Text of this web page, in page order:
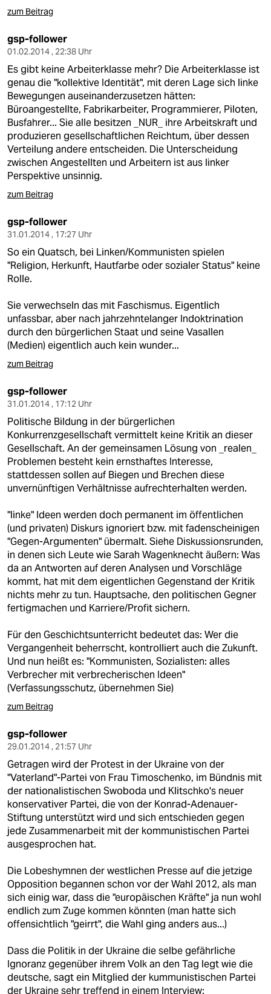
zum Beitrag
gsp-follower
01.02.2014 , 22:38 Uhr
Es gibt keine Arbeiterklasse mehr? Die Arbeiterklasse ist
genau die "kollektive Identität", mit deren Lage sich linke
Bewegungen auseinanderzusetzen hätten:
Büroangestellte, Fabrikarbeiter, Programmierer, Piloten,
Busfahrer... Sie alle besitzen _NUR_ ihre Arbeitskraft und
produzieren gesellschaftlichen Reichtum, über dessen
Verteilung andere entscheiden. Die Unterscheidung
zwischen Angestellten und Arbeitern ist aus linker
Perspektive unsinnig.
zum Beitrag
gsp-follower
31.01.2014 , 17:27 Uhr
So ein Quatsch, bei Linken/Kommunisten spielen
"Religion, Herkunft, Hautfarbe oder sozialer Status" keine
Rolle.
Sie verwechseln das mit Faschismus. Eigentlich
unfassbar, aber nach jahrzehntelanger Indoktrination
durch den bürgerlichen Staat und seine Vasallen
(Medien) eigentlich auch kein wunder...
zum Beitrag
gsp-follower
31.01.2014 , 17:12 Uhr
Politische Bildung in der bürgerlichen
Konkurrenzgesellschaft vermittelt keine Kritik an dieser
Gesellschaft. An der gemeinsamen Lösung von _realen_
Problemen besteht kein ernsthaftes Interesse,
stattdessen sollen auf Biegen und Brechen diese
unvernünftigen Verhältnisse aufrechterhalten werden.
"linke" Ideen werden doch permanent im öffentlichen
(und privaten) Diskurs ignoriert bzw. mit fadenscheinigen
"Gegen-Argumenten" übermalt. Siehe Diskussionsrunden,
in denen sich Leute wie Sarah Wagenknecht äußern: Was
da an Antworten auf deren Analysen und Vorschläge
kommt, hat mit dem eigentlichen Gegenstand der Kritik
nichts mehr zu tun. Hauptsache, den politischen Gegner
fertigmachen und Karriere/Profit sichern.
Für den Geschichtsunterricht bedeutet das: Wer die
Vergangenheit beherrscht, kontrolliert auch die Zukunft.
Und nun heißt es: "Kommunisten, Sozialisten: alles
Verbrecher mit verbrecherischen Ideen"
(Verfassungsschutz, übernehmen Sie)
zum Beitrag
gsp-follower
29.01.2014 , 21:57 Uhr
Getragen wird der Protest in der Ukraine von der
"Vaterland"-Partei von Frau Timoschenko, im Bündnis mit
der nationalistischen Swoboda und Klitschko's neuer
konservativer Partei, die von der Konrad-Adenauer-
Stiftung unterstützt wird und sich entschieden gegen
jede Zusammenarbeit mit der kommunistischen Partei
ausgesprochen hat.
Die Lobeshymnen der westlichen Presse auf die jetzige
Opposition begannen schon vor der Wahl 2012, als man
sich einig war, dass die "europäischen Kräfte" ja nun wohl
endlich zum Zuge kommen könnten (man hatte sich
offensichtlich "geirrt", die Wahl ging anders aus...)
Dass die Politik in der Ukraine die selbe gefährliche
Ignoranz gegenüber ihrem Volk an den Tag legt wie die
deutsche, sagt ein Mitglied der kummunistischen Partei
der Ukraine sehr treffend in einem Interview: